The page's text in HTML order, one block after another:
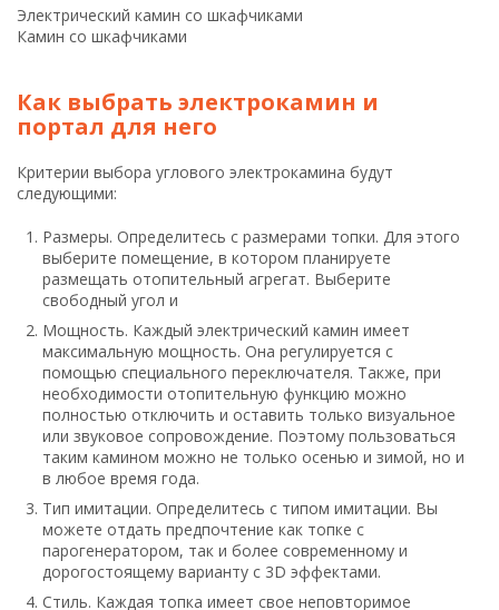
Электрический камин со шкафчиками
Камин со шкафчиками
Как выбрать электрокамин и
портал для него
Критерии выбора углового электрокамина будут
следующими:
Размеры. Определитесь с размерами топки. Для этого
выберите помещение, в котором планируете
размещать отопительный агрегат. Выберите
свободный угол и
Мощность. Каждый электрический камин имеет
максимальную мощность. Она регулируется с
помощью специального переключателя. Также, при
необходимости отопительную функцию можно
полностью отключить и оставить только визуальное
или звуковое сопровождение. Поэтому пользоваться
таким камином можно не только осенью и зимой, но и
в любое время года.
Тип имитации. Определитесь с типом имитации. Вы
можете отдать предпочтение как топке с
парогенератором, так и более современному и
дорогостоящему варианту с 3D эффектами.
Стиль. Каждая топка имеет свое неповторимое